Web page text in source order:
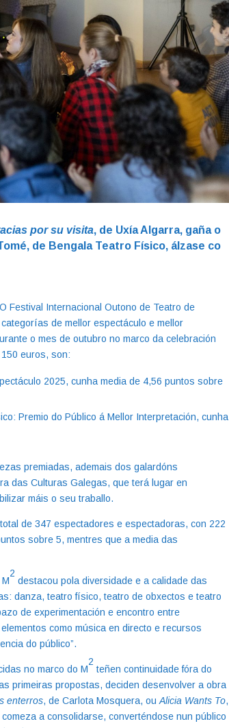
por su visita, de Uxía Algarra, gaña o
de Bengala Teatro Físico, álzase co
Festival Internacional Outono de Teatro de
de mellor espectáculo e mellor
o mes de outubro no marco da celebración
euros, son:
2025, cunha media de 4,56 puntos sobre
Premio do Público á Mellor Interpretación, cunha
premiadas, ademais dos galardóns
das Culturas Galegas, que terá lugar en
máis o seu traballo.
de 347 espectadores e espectadoras, con 222
sobre 5, mentres que a media das
2
destacou pola diversidade e a calidade das
danza, teatro físico, teatro de obxectos e teatro
de experimentación e encontro entre
como música en directo e recursos
do público”.
no marco do M
2
teñen continuidade fóra do
primeiras propostas, deciden desenvolver a obra
enterros, de Carlota Mosquera, ouAlicia Wants To,
comeza a consolidarse, converténdose nun público